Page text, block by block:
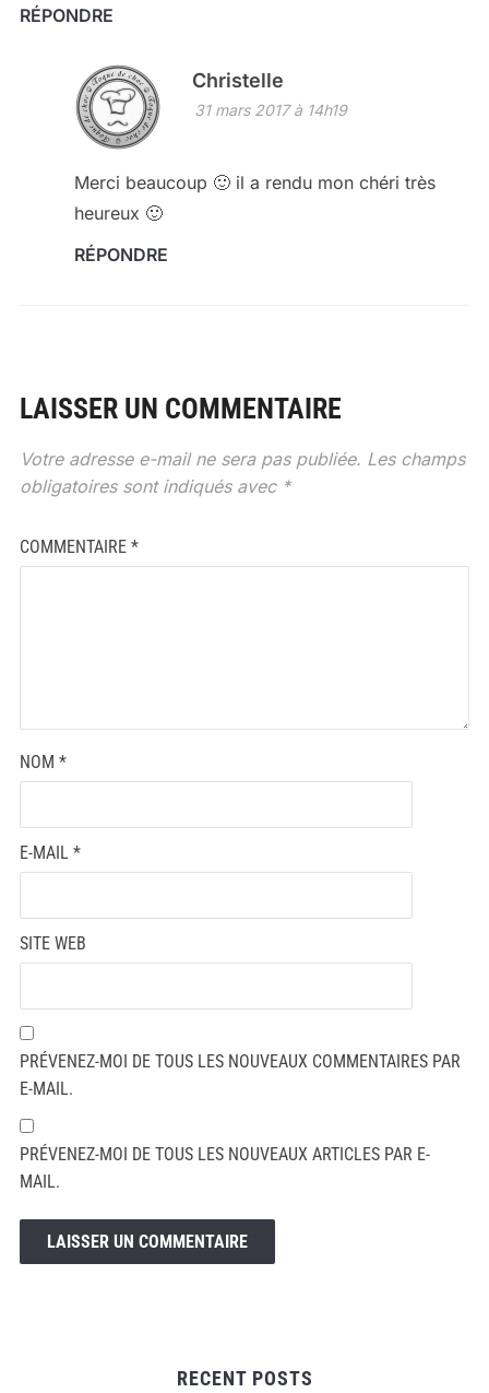
RÉPONDRE
Christelle
31 mars 2017 à 14h19
Merci beaucoup 🙂 il a rendu mon chéri très
heureux 🙂
RÉPONDRE
LAISSER UN COMMENTAIRE
Votre adresse e-mail ne sera pas publiée. Les champs
obligatoires sont indiqués avec *
COMMENTAIRE *
NOM *
E-MAIL *
SITE WEB
PRÉVENEZ-MOI DE TOUS LES NOUVEAUX COMMENTAIRES PAR
E-MAIL.
PRÉVENEZ-MOI DE TOUS LES NOUVEAUX ARTICLES PAR E-
MAIL.
RECENT POSTS